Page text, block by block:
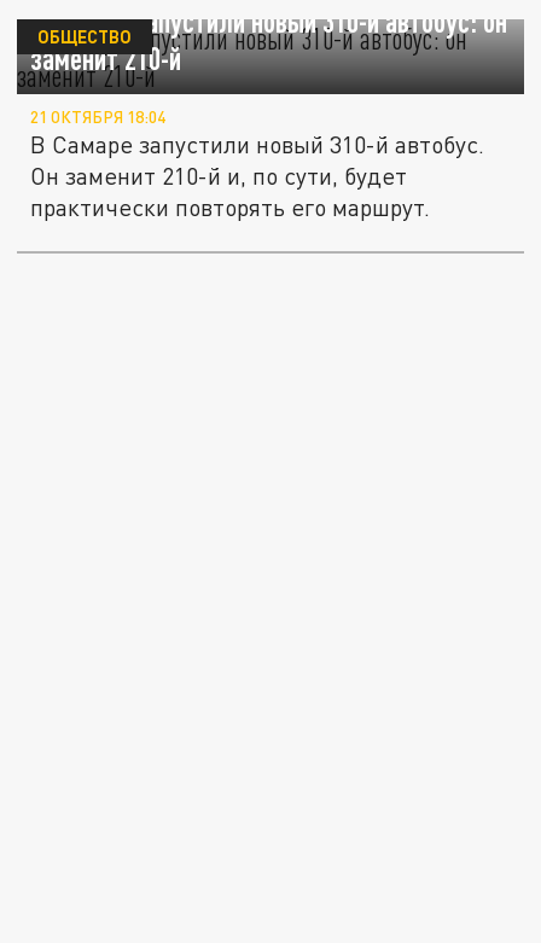
В Самаре запустили новый 310-й автобус: он
заменит 210-й
ОБЩЕСТВО
21 ОКТЯБРЯ 18:04
В Самаре запустили новый 310-й автобус.
Он заменит 210-й и, по сути, будет
практически повторять его маршрут.